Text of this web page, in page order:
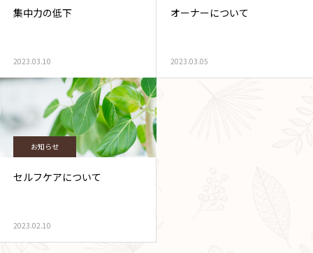
集中力の低下
2023.03.10
オーナーについて
2023.03.05
お知らせ
セルフケアについて
2023.02.10